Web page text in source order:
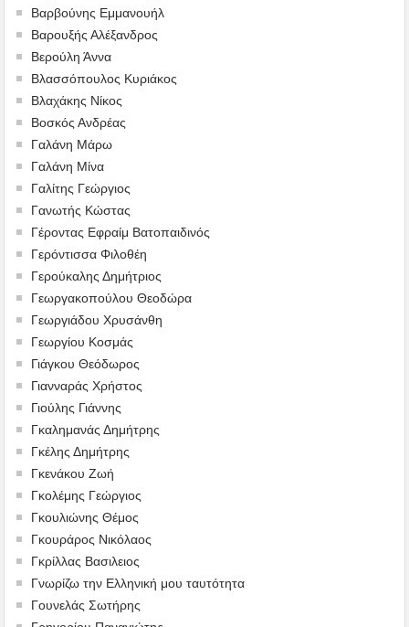
Βαρβούνης Εμμανουήλ
Βαρουξής Αλέξανδρος
Βερούλη Άννα
Βλασσόπουλος Κυριάκος
Βλαχάκης Νίκος
Βοσκός Ανδρέας
Γαλάνη Μάρω
Γαλάνη Μίνα
Γαλίτης Γεώργιος
Γανωτής Κώστας
Γέροντας Εφραίμ Βατοπαιδινός
Γερόντισσα Φιλοθέη
Γερούκαλης Δημήτριος
Γεωργακοπούλου Θεοδώρα
Γεωργιάδου Χρυσάνθη
Γεωργίου Κοσμάς
Γιάγκου Θεόδωρος
Γιανναράς Χρήστος
Γιούλης Γιάννης
Γκαλημανάς Δημήτρης
Γκέλης Δημήτρης
Γκενάκου Ζωή
Γκολέμης Γεώργιος
Γκουλιώνης Θέμος
Γκουράρος Νικόλαος
Γκρίλλας Βασιλειος
Γνωρίζω την Ελληνική μου ταυτότητα
Γουνελάς Σωτήρης